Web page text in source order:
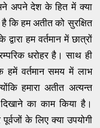
अपने देश के हित में क्या
कि हम अतीत को सुरक्षित
हम वर्तमान में छात्रों
धरोहर है। साथ ही
हमें वर्तमान समय में लाभ
हमारा अतीत अत्यन्त
का काम किया है।
के लिए क्या उपयोगी